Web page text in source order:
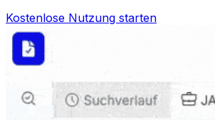
Kostenlose Nutzung starten